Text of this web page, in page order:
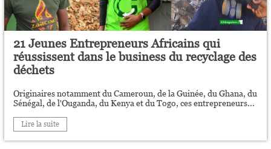
21 Jeunes Entrepreneurs Africains qui
réussissent dans le business du recyclage des
déchets
Originaires notamment du Cameroun, de la Guinée, du Ghana, du
Sénégal, de l'Ouganda, du Kenya et du Togo, ces entrepreneurs...
Lire la suite